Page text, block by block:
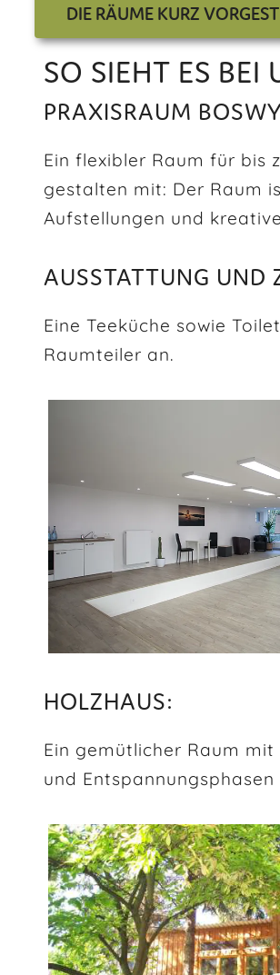
DIE RÄUME KURZ
SO SIEHT ES BEI
PRAXISRAUM
Ein flexibler Raum für bis
gestalten mit: Der Raum
Aufstellungen und
AUSSTATTUNG UND
Eine Teeküche sowie
Raumteiler an.
HOLZHAUS:
Ein gemütlicher Raum
und